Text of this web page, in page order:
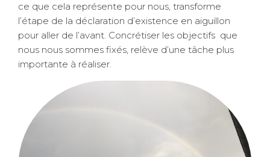
ce que cela représente pour nous, transforme
l’étape de la déclaration d’existence en aiguillon
pour aller de l’avant. Concrétiser les objectifs que
nous nous sommes fixés, relève d’une tâche plus
importante à réaliser.